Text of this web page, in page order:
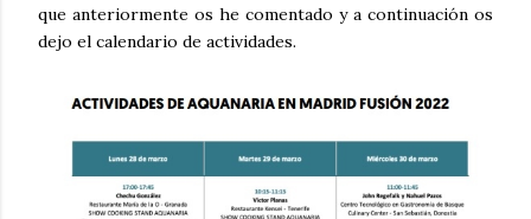
que anteriormente os he comentado y a continuación os
dejo el calendario de actividades.